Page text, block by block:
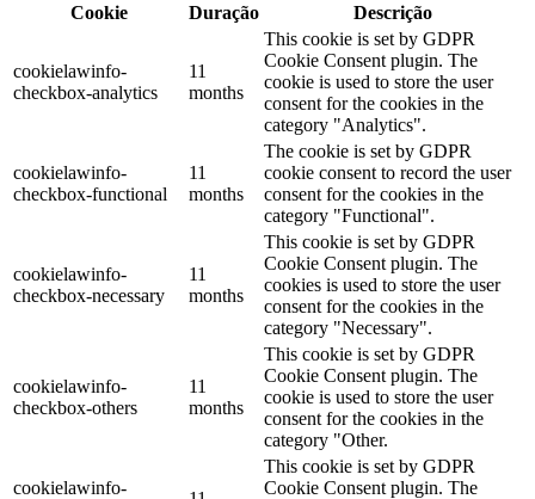
Cookie
Duração Descrição
cookielawinfo-
checkbox-analytics
11
months
This cookie is set by GDPR
Cookie Consent plugin. The
cookie is used to store the user
consent for the cookies in the
category "Analytics".
cookielawinfo-
checkbox-functional
11
months
The cookie is set by GDPR
cookie consent to record the user
consent for the cookies in the
category "Functional".
cookielawinfo-
checkbox-necessary
11
months
This cookie is set by GDPR
Cookie Consent plugin. The
cookies is used to store the user
consent for the cookies in the
category "Necessary".
cookielawinfo-
checkbox-others
11
months
This cookie is set by GDPR
Cookie Consent plugin. The
cookie is used to store the user
consent for the cookies in the
category "Other.
cookielawinfo-
This cookie is set by GDPR
Cookie Consent plugin. The